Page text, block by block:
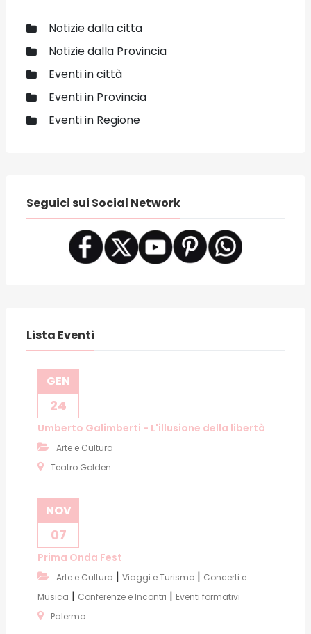
Notizie dalla citta
Notizie dalla Provincia
Eventi in città
Eventi in Provincia
Eventi in Regione
Seguici sui Social Network
Lista Eventi
GEN
24
Umberto Galimberti - L'illusione della libertà
Arte e Cultura
Teatro Golden
NOV
07
Prima Onda Fest
Arte e Cultura | Viaggi e Turismo | Concerti e
Musica | Conferenze e Incontri | Eventi formativi
Palermo